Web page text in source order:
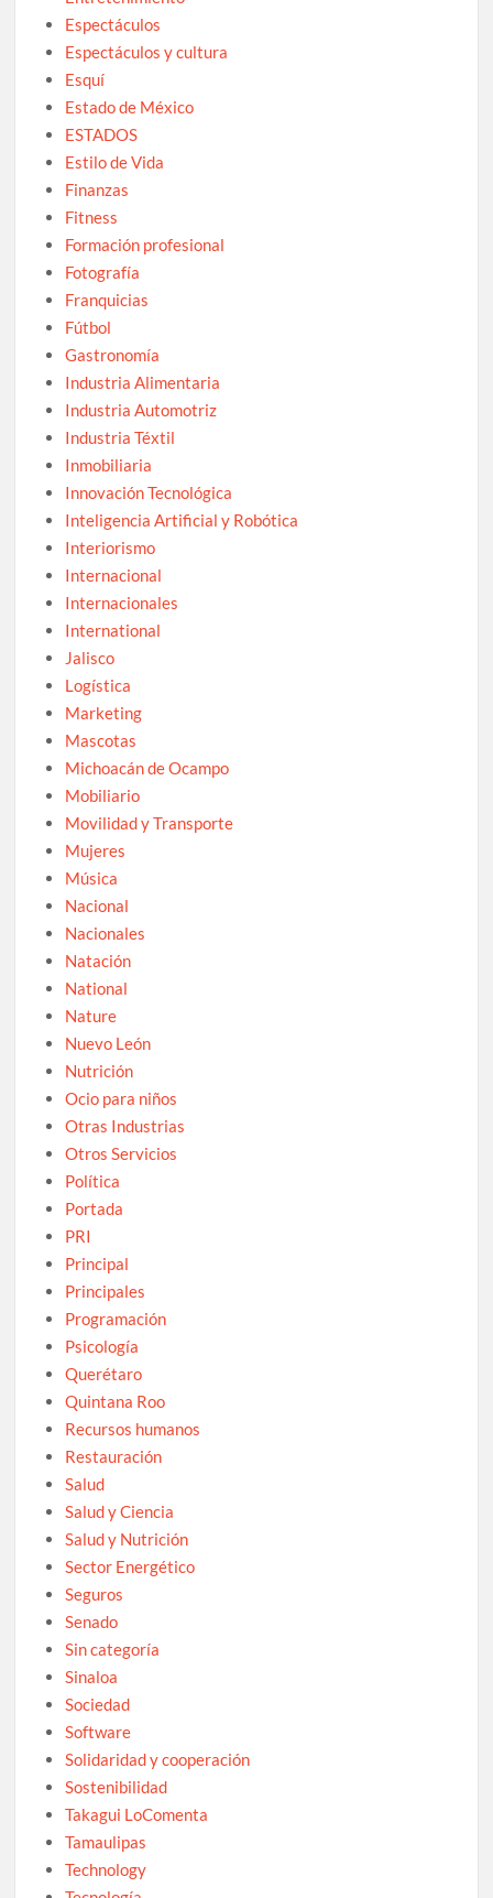
Espectáculos
Espectáculos y cultura
Esquí
Estado de México
ESTADOS
Estilo de Vida
Finanzas
Fitness
Formación profesional
Fotografía
Franquicias
Fútbol
Gastronomía
Industria Alimentaria
Industria Automotriz
Industria Téxtil
Inmobiliaria
Innovación Tecnológica
Inteligencia Artificial y Robótica
Interiorismo
Internacional
Internacionales
International
Jalisco
Logística
Marketing
Mascotas
Michoacán de Ocampo
Mobiliario
Movilidad y Transporte
Mujeres
Música
Nacional
Nacionales
Natación
National
Nature
Nuevo León
Nutrición
Ocio para niños
Otras Industrias
Otros Servicios
Política
Portada
PRI
Principal
Principales
Programación
Psicología
Querétaro
Quintana Roo
Recursos humanos
Restauración
Salud
Salud y Ciencia
Salud y Nutrición
Sector Energético
Seguros
Senado
Sin categoría
Sinaloa
Sociedad
Software
Solidaridad y cooperación
Sostenibilidad
Takagui LoComenta
Tamaulipas
Technology